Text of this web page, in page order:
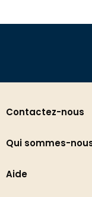
Contactez-nous
Qui sommes-
Aide